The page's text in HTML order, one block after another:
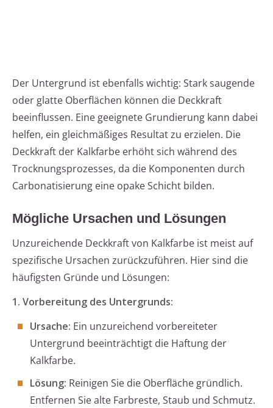
Der Untergrund ist ebenfalls wichtig: Stark saugende
oder glatte Oberflächen können die Deckkraft
beeinflussen. Eine geeignete Grundierung kann dabei
helfen, ein gleichmäßiges Resultat zu erzielen. Die
Deckkraft der Kalkfarbe erhöht sich während des
Trocknungsprozesses, da die Komponenten durch
Carbonatisierung eine opake Schicht bilden.
Mögliche Ursachen und Lösungen
Unzureichende Deckkraft von Kalkfarbe ist meist auf
spezifische Ursachen zurückzuführen. Hier sind die
häufigsten Gründe und Lösungen:
1. Vorbereitung des Untergrunds:
Ursache: Ein unzureichend vorbereiteter
Untergrund beeinträchtigt die Haftung der
Kalkfarbe.
Lösung: Reinigen Sie die Oberfläche gründlich.
Entfernen Sie alte Farbreste, Staub und Schmutz.